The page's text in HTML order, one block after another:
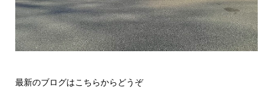
最新のブログはこちらからどうぞ